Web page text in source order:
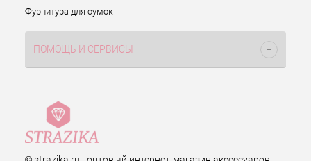
Фурнитура для сумок
ПОМОЩЬ И СЕРВИСЫ